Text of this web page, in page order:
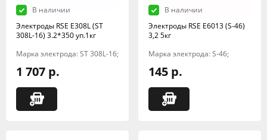
В наличии
Электроды RSE Е308L (ST
308L-16) 3.2*350 уп.1кг
Марка электрода: ST 308L-16;
1 707 р.
В наличии
Электроды RSE Е6013 (S-46)
3,2 5кг
Марка электрода: S-46;
145 р.